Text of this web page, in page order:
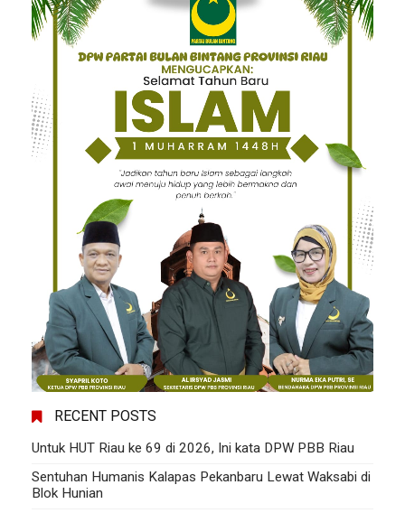
RECENT POSTS
Untuk HUT Riau ke 69 di 2026, Ini kata DPW PBB Riau
Sentuhan Humanis Kalapas Pekanbaru Lewat Waksabi di
Blok Hunian